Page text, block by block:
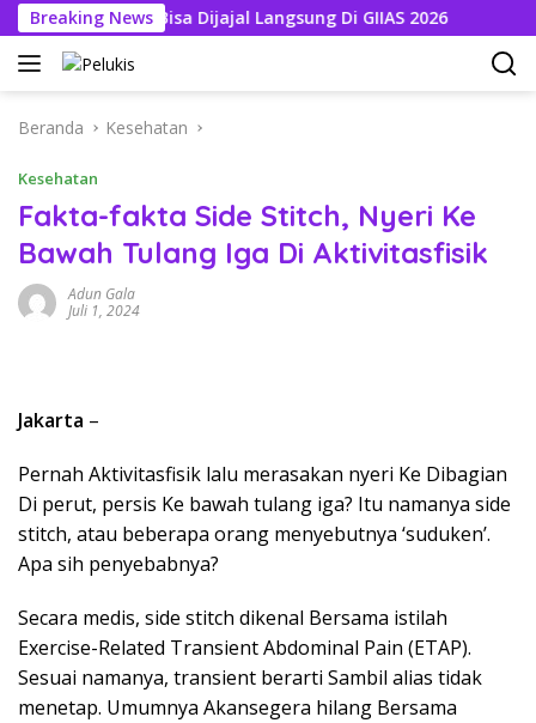
Langsung
ke
konten
Breaking News
Suzuki Bisa Dijajal Langsung Di GIIAS 2026
Beranda Kesehatan
Kesehatan
Fakta-fakta Side Stitch, Nyeri Ke
Bawah Tulang Iga Di Aktivitasfisik
Adun Gala
Juli 1, 2024
Jakarta –
Pernah Aktivitasfisik lalu merasakan nyeri Ke Dibagian
Di perut, persis Ke bawah tulang iga? Itu namanya side
stitch, atau beberapa orang menyebutnya ‘suduken’.
Apa sih penyebabnya?
Secara medis, side stitch dikenal Bersama istilah
Exercise-Related Transient Abdominal Pain (ETAP).
Sesuai namanya, transient berarti Sambil alias tidak
menetap. Umumnya Akansegera hilang Bersama